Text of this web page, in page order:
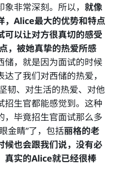
非常深刻。所以， 就像
，Alice最大的优势和特点
可以让对方很真切的感受
，被她真挚的热爱所感
储，就是因为面试的时候
了我们对西储的热爱，
韧、对生活的热爱、对他
招生官都能感觉到。这种
，毕竟招生官面试那么多
金睛”了，包括丽格的老
候也会跟我们说，没有必
真实的Alice就已经很棒